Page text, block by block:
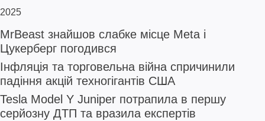
2025
MrBeast знайшов слабке місце Meta і
Цукерберг погодився
Інфляція та торговельна війна спричинили
падіння акцій техногігантів США
Tesla Model Y Juniper потрапила в першу
серйозну ДТП та вразила експертів